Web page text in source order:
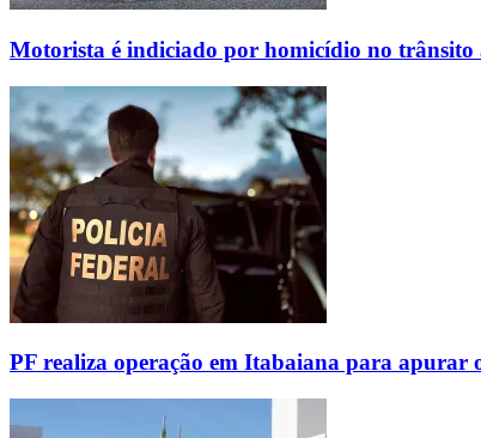
Motorista é indiciado por homicídio no trânsito
PF realiza operação em Itabaiana para apurar